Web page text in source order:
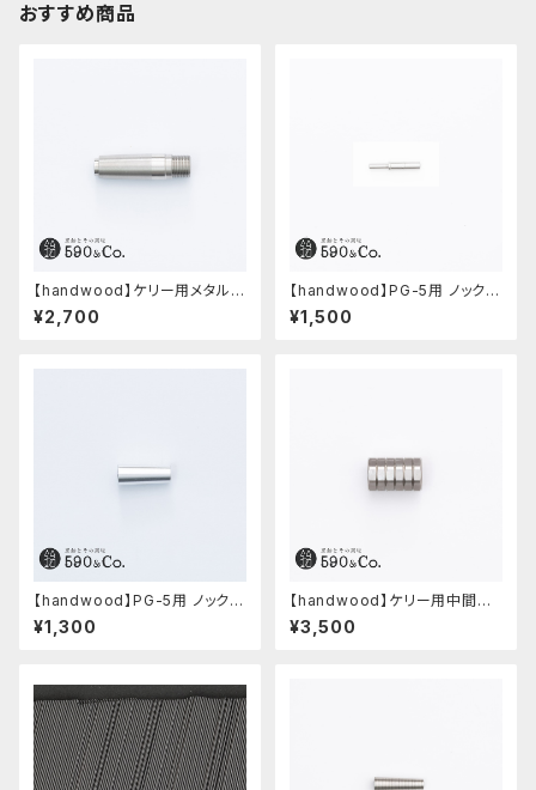
おすすめ商品
【handwood】ケリー用メタルグ
リップ/前軸・滑り止め (ステンレ
ス)
¥2,700
【handwood】PG-5用 ノックボ
タン (超々ジュラルミン)
¥1,500
【handwood】PG-5用 ノック部
カバー (超超ジュラルミン)
¥1,300
【handwood】ケリー用中間パ
ーツ/カスタムグリップ (八角形/
ステンレス)
¥3,500